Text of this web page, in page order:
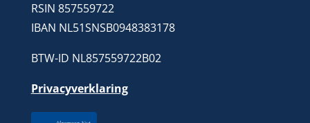
RSIN 857559722
IBAN NL51SNSB0948383178
BTW-ID NL857559722B02
Privacyverklaring